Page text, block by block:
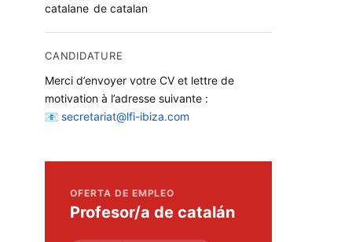
catalane de catalan
CANDIDATURE
Merci d’envoyer votre CV et lettre de
motivation à l’adresse suivante :
secretariat@lfi-ibiza.com
OFERTA DE EMPLEO
Profesor/a de catalán